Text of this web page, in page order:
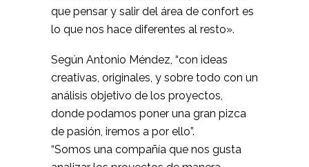
que pensar y salir del área de confort es
lo que nos hace diferentes al resto».
Según Antonio Méndez, “con ideas
creativas, originales, y sobre todo con un
análisis objetivo de los proyectos,
donde podamos poner una gran pizca
de pasión, iremos a por ello”.
“Somos una compañía que nos gusta